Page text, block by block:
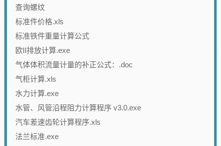
查询螺纹
标准件价格.xls
标准铁件重量计算公式
欧II排放计算.exe
气体体积流量计量的补正公式：.doc
气柜计算.xls
水力计算.exe
水管、风管沿程阻力计算程序 v3.0.exe
汽车差速齿轮计算程序.xls
法兰标准.exe